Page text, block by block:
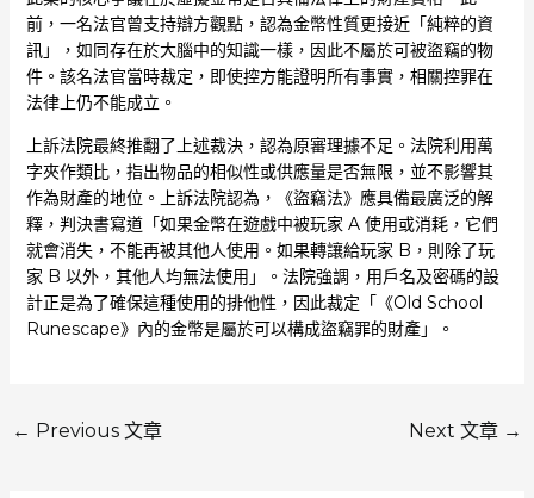
前，一名法官曾支持辯方觀點，認為金幣性質更接近「純粹的資
訊」，如同存在於大腦中的知識一樣，因此不屬於可被盜竊的物
件。該名法官當時裁定，即使控方能證明所有事實，相關控罪在
法律上仍不能成立。
上訴法院最終推翻了上述裁決，認為原審理據不足。法院利用萬
字夾作類比，指出物品的相似性或供應量是否無限，並不影響其
作為財產的地位。上訴法院認為，《盜竊法》應具備最廣泛的解
釋，判決書寫道「如果金幣在遊戲中被玩家 A 使用或消耗，它們
就會消失，不能再被其他人使用。如果轉讓給玩家 B，則除了玩
家 B 以外，其他人均無法使用」。法院強調，用戶名及密碼的設
計正是為了確保這種使用的排他性，因此裁定「《Old School
Runescape》內的金幣是屬於可以構成盜竊罪的財產」。
← Previous 文章 Next 文章 →